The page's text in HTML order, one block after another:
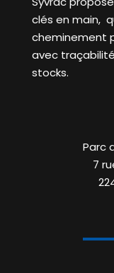
clés en main,
cheminement
avec
stocks.
Parc
7